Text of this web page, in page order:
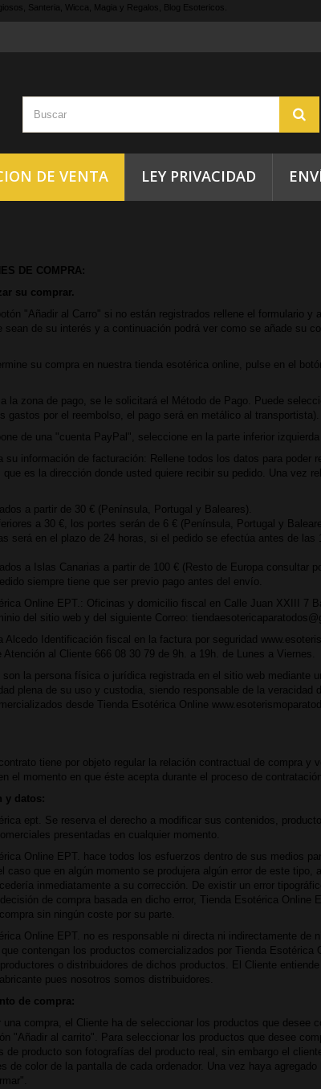
Santeria, Wicca, Magia y Regalos, Blog Esotericos.
DE VENTA LEY PRIVACIDAD
DE COMPRA:
su comprar.
"Añadir al Carro" si no están registrados rellene el formulario y
sean de su interés y a continuación podrá ver como se añade su
su compra en nuestra tienda esotérica online, pulse en el
la zona de pago, se le solicitará el Método de Pago. Puede
gastos por el reembolso, el pago será en metálico al transportista).
de una "cuenta PayPal", seleccione en la parte inferior
su información de facturación: Rellene todos los datos para poder
que es la dirección donde usted quiere recibir su pedido. Una vez
a partir de 30 € (Península, Portugal y Baleares).
a 30 €, los portes serán de 6 € (Península, Portugal y
será en el plazo de 24 horas, si el pedido se efectúa antes de
a Islas Canarias a partir de 100 € (Resto de Europa consultar
siempre tiene que ser previo pago antes del envío.
Online EPT.: Oficinas y domicilio fiscal en Calle Juan XXIII 7
del sitio web y del siguiente Correo:
Alcedo Identificación fiscal en la factura por seguridad
Atención al Cliente 666 08 30 79 de 9h. a 19h. de Lunes a Viernes.
son la persona física o jurídica registrada en el sitio web mediante
plena de su uso y custodia, siendo responsable de la
desde Tienda Esotérica Online
tiene por objeto regular la relación contractual de compra
el momento en que éste acepta durante el proceso de
y datos:
ept. Se reserva el derecho a modificar sus contenidos,
presentadas en cualquier momento.
Online EPT. hace todos los esfuerzos dentro de sus medios
caso que en algún momento se produjera algún error de este
inmediatamente a su corrección. De existir un error
de compra basada en dicho error, Tienda Esotérica
sin ningún coste por su parte.
Online EPT. no es responsable ni directa ni indirectamente de
contengan los productos comercializados por Tienda
o distribuidores de dichos productos. El Cliente
pues nosotros somos distribuidores.
de compra:
una compra, el Cliente ha de seleccionar los productos que desee
"Añadir al carrito". Para seleccionar los productos que desee
de producto son fotografías del producto real, sin embargo el
de color de la pantalla de cada ordenador. Una vez haya